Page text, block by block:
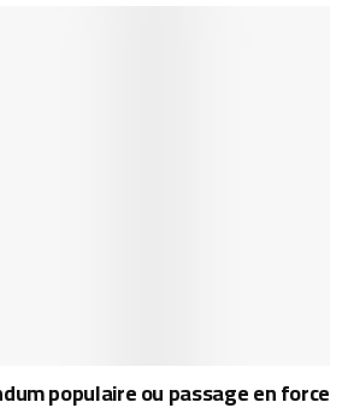
populaire ou passage en force ?